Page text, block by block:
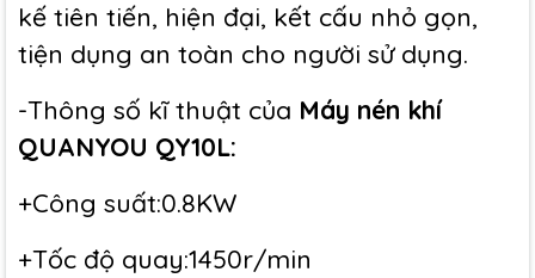
kế tiên tiến, hiện đại, kết cấu nhỏ gọn,
tiện dụng an toàn cho người sử dụng.
-Thông số kĩ thuật của Máy nén khí
QUANYOU QY10L:
+Công suất:0.8KW
+Tốc độ quay:1450r/min